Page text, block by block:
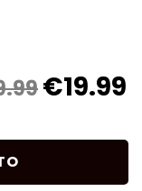
€19.99